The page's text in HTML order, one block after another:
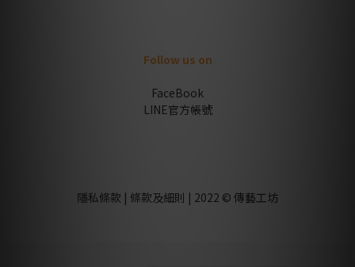
Follow us on
FaceBook
LINE官方帳號
隱私條款 | 條款及細則 | 2022 © 傳藝工坊